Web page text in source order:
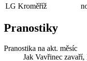
LG Kroměříž
Pranostiky
Pranostika na akt. měsíc
Jak Vavřinec